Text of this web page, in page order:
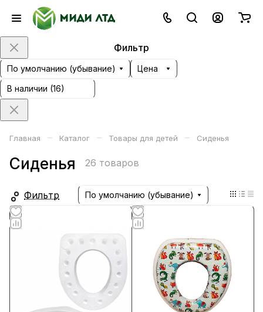
Фильтр
По умолчанию (убывание)
Цена
В наличии (16)
Главная – Каталог – Товары для детей – Сиденья
Сиденья 26 товаров
Фильтр По умолчанию (убывание)